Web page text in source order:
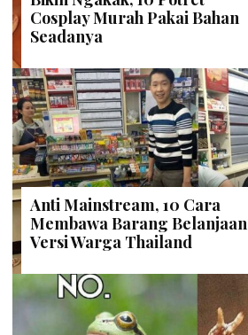
Cosplay Murah Pakai Bahan
Seadanya
Anti Mainstream, 10 Cara
Membawa Barang Belanjaan
Versi Warga Thailand